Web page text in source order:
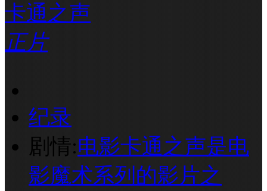
正片
纪录
剧情:电影卡通之声是电
影魔术系列的影片之